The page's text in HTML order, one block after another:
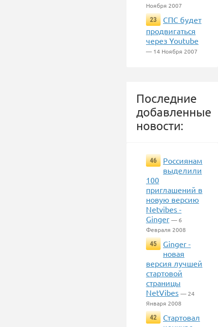
Ноября 2007
23
СПС будет
продвигаться
через Youtube
— 14 Ноября 2007
Последние
добавленные
новости:
46
Россиянам
выделили
100
приглашений в
новую версию
Netvibes -
Ginger — 6
Февраля 2008
45
Ginger -
новая
версия лучшей
стартовой
страницы
NetVibes — 24
Января 2008
42
Стартовал